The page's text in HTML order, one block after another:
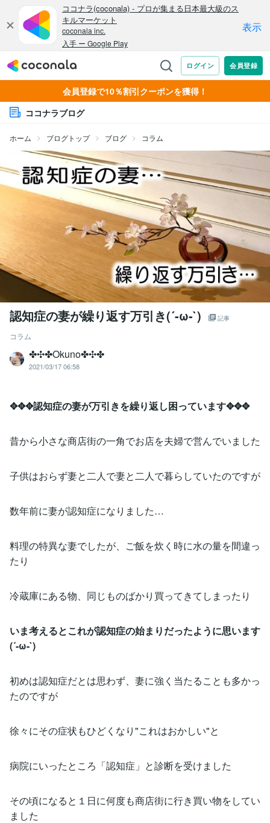
会員登録で10％割引クーポンを獲得！
ココナラブログ
ホーム ブログトップ ブログ コラム
認知症の妻が繰り返す万引き(´-ω-`) 記事
コラム
✤✣✤Okuno✤✣✤
2021/03/17 06:58
✥✥✥認知症の妻が万引きを繰り返し困っています✥✥✥
昔から小さな商店街の一角でお店を夫婦で営んでいました
子供はおらず妻と二人で妻と二人で暮らしていたのですが
数年前に妻が認知症になりました…
料理の特異な妻でしたが、ご飯を炊く時に水の量を間違っ
たり
冷蔵庫にある物、同じものばかり買ってきてしまったり
いま考えるとこれが認知症の始まりだったように思います
(´-ω-`)
初めは認知症だとは思わず、妻に強く当たることも多かっ
たのですが
徐々にその症状もひどくなり"これはおかしい"と
病院にいったところ「認知症」と診断を受けました
その頃になると１日に何度も商店街に行き買い物をしてい
ました